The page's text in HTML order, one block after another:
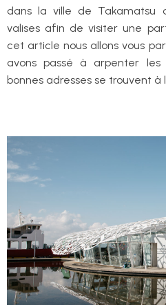
dans la ville de Takamatsu
valises afin de visiter une
cet article nous allons vous
avons passé à arpenter les
bonnes adresses se trouvent à